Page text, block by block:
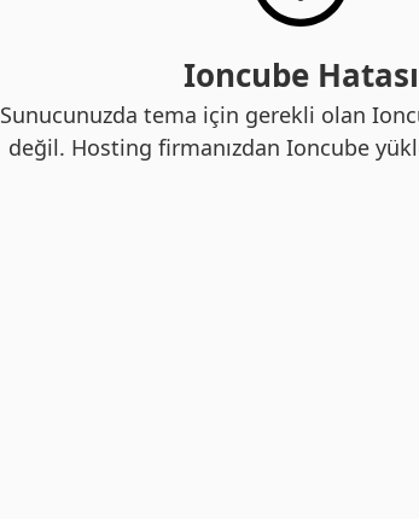
Ioncube Hatası
Sunucunuzda tema için gerekli olan
değil. Hosting firmanızdan Ioncube